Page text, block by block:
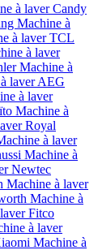
à laver Candy
Machine à
à laver TCL
à laver
Machine à
laver AEG
à laver
Machine à
Royal
à laver
Machine à
Newtec
Machine à laver
Machine à
Fitco
à laver
Machine à